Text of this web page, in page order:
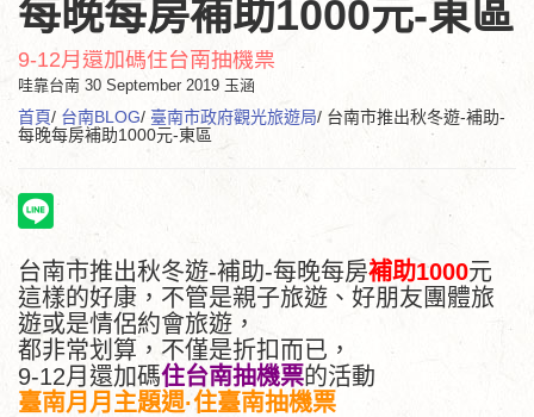
每晚每房補助1000元-東區
9-12月還加碼住台南抽機票
哇靠台南 30 September 2019 玉涵
首頁/ 台南BLOG/ 臺南市政府觀光旅遊局/ 台南市推出秋冬遊-補助-
每晚每房補助1000元-東區
台南市推出秋冬遊-補助-每晚每房補助1000元
這樣的好康，不管是親子旅遊、好朋友團體旅
遊或是情侶約會旅遊，
都非常划算，不僅是折扣而已，
9-12月還加碼住台南抽機票的活動
臺南月月主題週·住臺南抽機票